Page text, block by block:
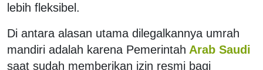
lebih fleksibel.
Di antara alasan utama dilegalkannya umrah
mandiri adalah karena Pemerintah Arab Saudi
saat sudah memberikan izin resmi bagi